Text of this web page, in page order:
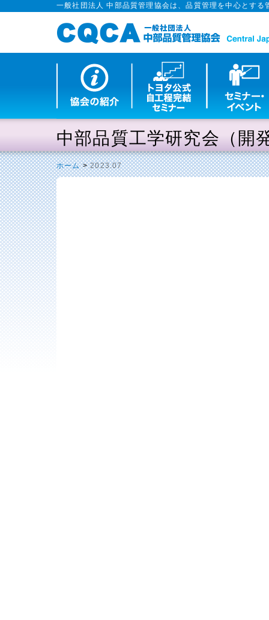
一般社団法人 中部品質管理協会は、品質管理を中心とす
中部品質工学研究会（開
ホーム>2023.07